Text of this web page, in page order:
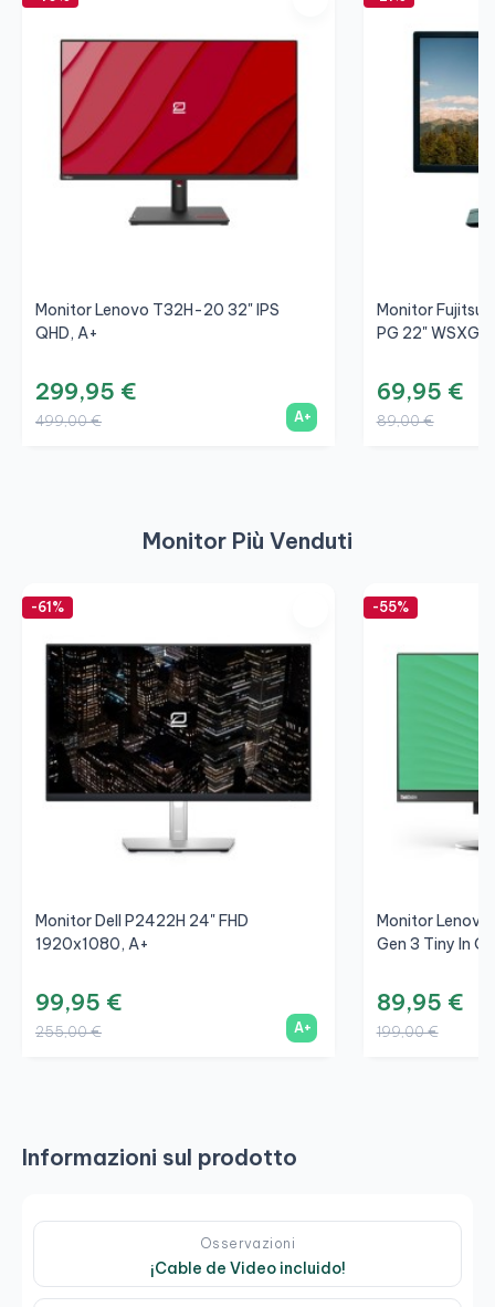
Monitor Lenovo T32H-20 32" IPS
QHD, A+
299,95 €
499,00 € A+
Monitor Fujitsu
PG 22"
69,95 €
89,00 €
Monitor Più Venduti
-61%
Monitor Dell P2422H 24" FHD
1920x1080, A+
99,95 €
255,00 € A+
-55%
Monitor Lenovo
Gen 3 Tiny In
89,95 €
199,00 €
Informazioni sul prodotto
Osservazioni
¡Cable de Video incluido!